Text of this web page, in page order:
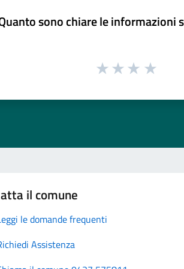
sono chiare le informazioni
il comune
le domande frequenti
Assistenza